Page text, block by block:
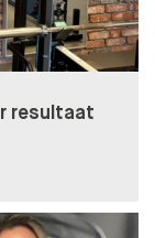
resultaat
goed